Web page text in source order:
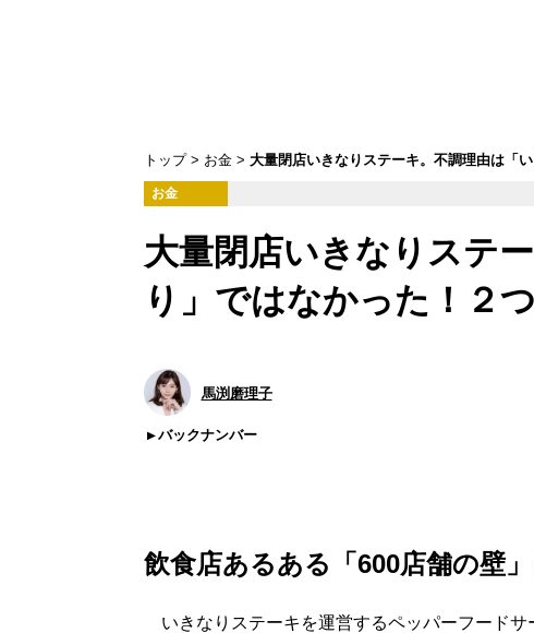
トップ お金 大量閉店いきなりステーキ。不調理由は「
お金
大量閉店いきなりステ
り」ではなかった！２
馬渕磨理子
バックナンバー
飲食店あるある「600店舗の壁
いきなりステーキを運営するペッパーフードサ